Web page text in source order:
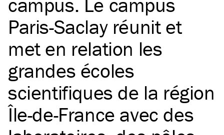
Paris-Saclay réunit et
met en relation les
grandes écoles
scientifiques de la région
Île-de-France avec des